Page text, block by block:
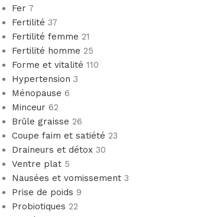
Fer 7
Fertilité 37
Fertilité femme 21
Fertilité homme 25
Forme et vitalité 110
Hypertension 3
Ménopause 6
Minceur 62
Brûle graisse 26
Coupe faim et satiété 23
Draineurs et détox 30
Ventre plat 5
Nausées et vomissement 3
Prise de poids 9
Probiotiques 22